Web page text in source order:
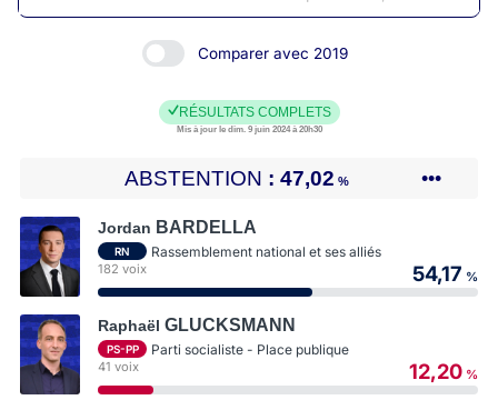
Comparer avec 2019
RÉSULTATS COMPLETS
Mis à jour le dim. 9 juin 2024 à 20h30
ABSTENTION 47,02 % •••
Jordan BARDELLA
RN Rassemblement national et ses alliés
182 voix 54,17 %
Raphaël GLUCKSMANN
PS-PP Parti socialiste - Place publique
41 voix 12,20 %